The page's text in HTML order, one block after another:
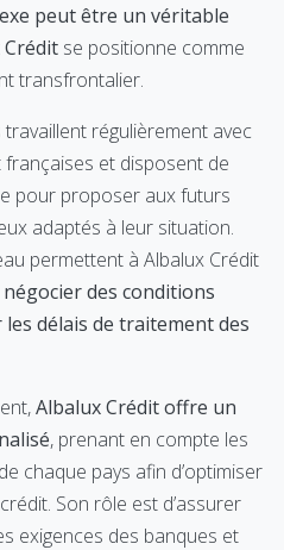
peut être un véritable
se positionne comme
transfrontalier.
régulièrement avec
et disposent de
pour proposer aux futurs
adaptés à leur situation.
permettent à Albalux Crédit
des conditions
délais de traitement des
Albalux Crédit offre un
, prenant en compte les
chaque pays afin d’optimiser
Son rôle est d’assurer
exigences des banques et